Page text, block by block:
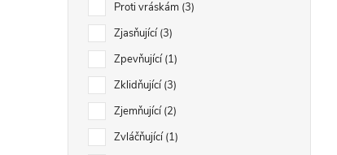
Proti vráskám 3
Zjasňující 3
Zpevňující 1
Zklidňující 3
Zjemňující 2
Zvláčňující 1